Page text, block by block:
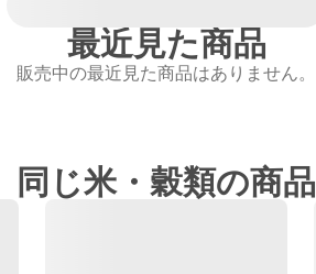
最近見た商品
販売中の最近見た商品はありません。
同じ米・穀類の商品